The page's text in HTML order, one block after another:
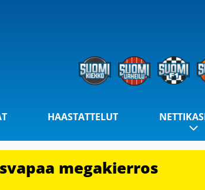
HAASTATTELUT
megakierros